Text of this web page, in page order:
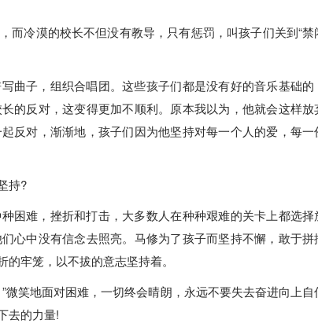
冷漠的校长不但没有教导，只有惩罚，叫孩子们关到“禁
曲子，组织合唱团。这些孩子们都是没有好的音乐基础的
的反对，这变得更加不顺利。原本我以为，他就会这样放
反对，渐渐地，孩子们因为他坚持对每一个人的爱，每一
持?
困难，挫折和打击，大多数人在种种艰难的关卡上都选择
心中没有信念去照亮。马修为了孩子而坚持不懈，敢于拼
牢笼，以不拔的意志坚持着。
笑地面对困难，一切终会晴朗，永远不要失去奋进向上自
去的力量!